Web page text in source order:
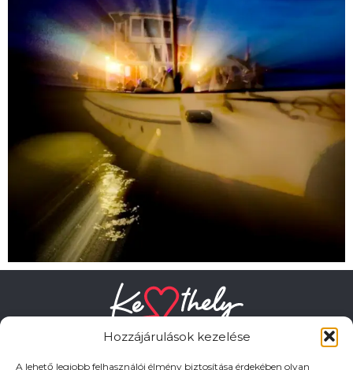
Hozzájárulások kezelése
A lehető legjobb felhasználói élmény biztosítása érdekében olyan